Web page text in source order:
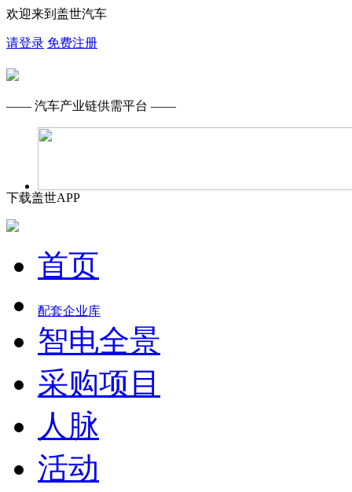
欢迎来到盖世汽车
请登录 免费注册
—— 汽车产业链供需平台 ——
下载盖世APP
首页
配套企业库
智电全景
采购项目
人脉
活动